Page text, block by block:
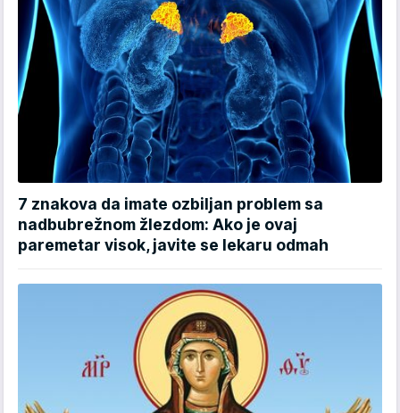
7 znakova da imate ozbiljan problem sa
nadbubrežnom žlezdom: Ako je ovaj
paremetar visok, javite se lekaru odmah